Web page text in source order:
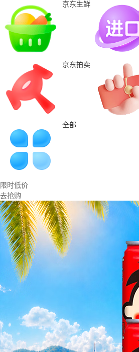
京东生鲜
京东拍卖
全部
限时低价
去抢购